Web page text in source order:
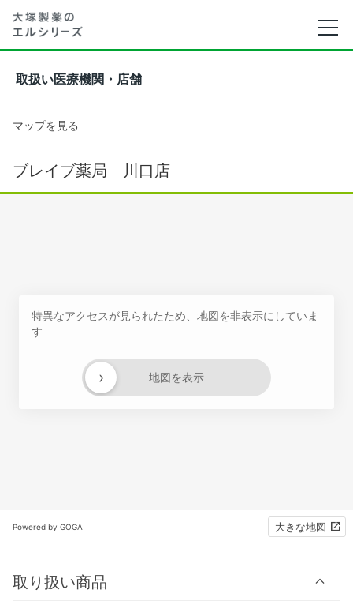
取扱い医療機関・店舗
マップを見る
ブレイブ薬局 川口店
特異なアクセスが見られたため、地図を非表示にしていま
す
地図を表示
›
Powered by GOGA 大きな地図
取り扱い商品